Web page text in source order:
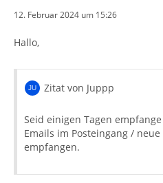
12. Februar 2024 um 15:26
Hallo,
Zitat von Juppp
Seid einigen Tagen
Emails im Posteingang /
empfangen.